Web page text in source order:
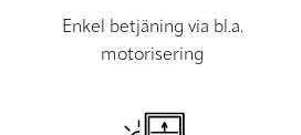
Enkel betjäning via bl.a.
motorisering